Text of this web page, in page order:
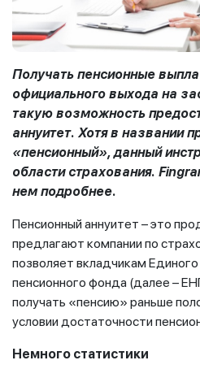
Получать пенсионные
официального выхода на
такую возможность
аннуитет. Хотя в названии
«пенсионный», данный
области страхования.
нем подробнее.
Пенсионный аннуитет – это
предлагают компании по
позволяет вкладчикам
пенсионного фонда (далее –
получать «пенсию» раньше
условии достаточности
Немного статистики